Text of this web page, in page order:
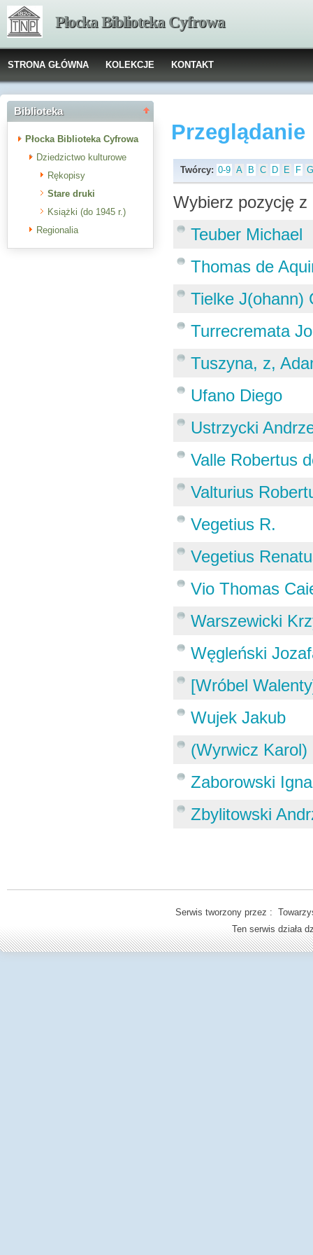
Płocka Biblioteka Cyfrowa
STRONA GŁÓWNA KOLEKCJE KONTAKT
Biblioteka
Płocka Biblioteka Cyfrowa
Dziedzictwo kulturowe
Rękopisy
Stare druki
Książki (do 1945 r.)
Regionalia
Twórcy: 0-9 A B C D E F
Wybierz pozycję
Teuber Michael
Thomas de
Tielke J(ohann)
Turrecremata
Tuszyna, z,
Ufano Diego
Ustrzycki
Valle Robertus
Valturius
Vegetius R.
Vegetius
Vio Thomas
Warszewicki
Węgleński
[Wróbel
Wujek Jakub
(Wyrwicz Karol)
Zaborowski
Zbylitowski
Serwis tworzony przez :
Ten serwis działa